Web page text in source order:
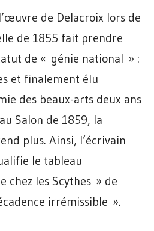
de Delacroix lors de
de 1855 fait prendre
de « génie national » :
et finalement élu
des beaux-arts deux ans
Salon de 1859, la
plus. Ainsi, l’écrivain
le tableau
chez les Scythes » de
irrémissible ».